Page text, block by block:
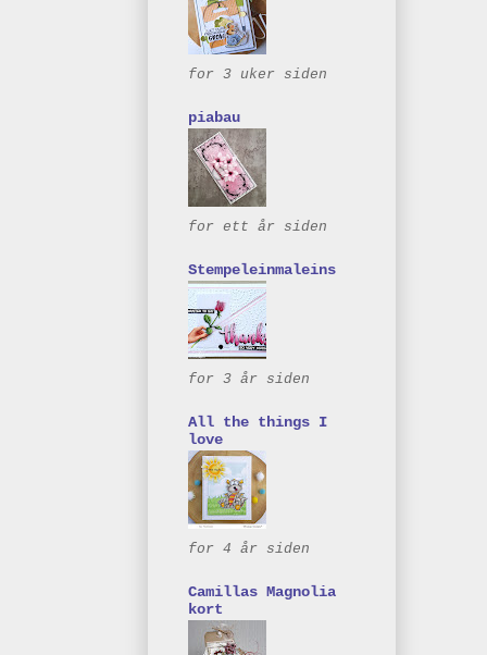
for 3 uker siden
piabau
for ett år siden
Stempeleinmaleins
for 3 år siden
All the things I
love
for 4 år siden
Camillas Magnolia
kort